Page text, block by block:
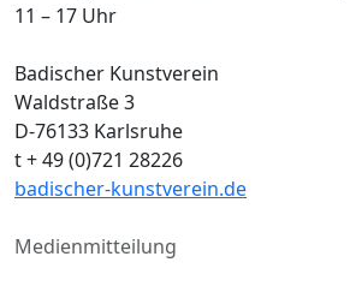
11 – 17 Uhr
Badischer Kunstverein
Waldstraße 3
D-76133 Karlsruhe
t + 49 (0)721 28226
badischer-kunstverein.de
Medienmitteilung